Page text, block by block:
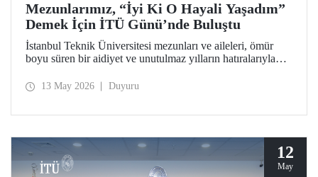
Mezunlarımız, “İyi Ki O Hayali Yaşadım”
Demek İçin İTÜ Günü’nde Buluştu
İstanbul Teknik Üniversitesi mezunları ve aileleri, ömür
boyu süren bir aidiyet ve unutulmaz yılların hatıralarıyla
70 yıl ve ötesine uzanan kuşaklar, İTÜ’lü olabilme
13 May 2026 Duyuru
12
May